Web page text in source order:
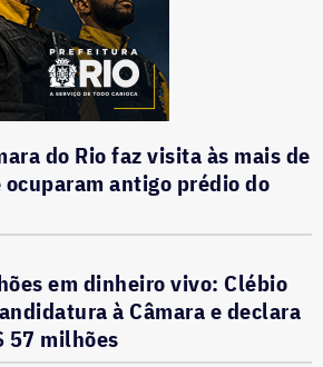
do Rio faz visita às mais de
antigo prédio do
em dinheiro vivo: Clébio
à Câmara e declara
57 milhões